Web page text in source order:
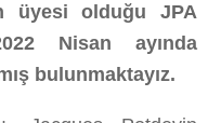
üyesi olduğu JPA
Nisan ayında
bulunmaktayız.